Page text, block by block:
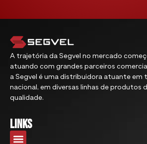
A trajetória da Segvel no mercado
atuando com grandes parceiros
a Segvel é uma distribuidora atuante em
nacional, em diversas linhas de produtos
qualidade.
links